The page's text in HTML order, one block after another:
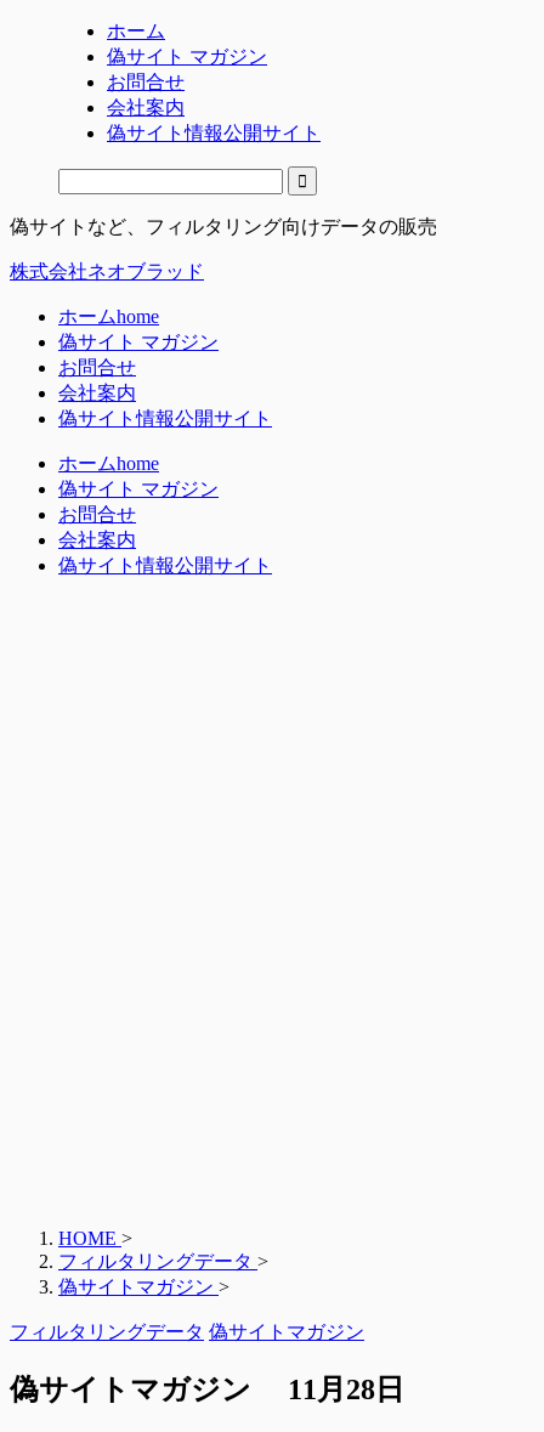
ホーム
偽サイト マガジン
お問合せ
会社案内
偽サイト情報公開サイト
偽サイトなど、フィルタリング向けデータの販売
株式会社ネオブラッド
ホームhome
偽サイト マガジン
お問合せ
会社案内
偽サイト情報公開サイト
ホームhome
偽サイト マガジン
お問合せ
会社案内
偽サイト情報公開サイト
HOME >
フィルタリングデータ >
偽サイトマガジン >
フィルタリングデータ 偽サイトマガジン
偽サイトマガジン 11月28日